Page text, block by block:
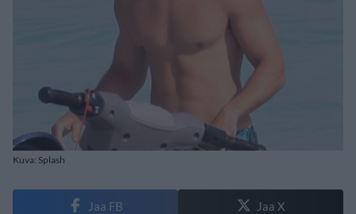
Kuva: Splash
Jaa FB Jaa X